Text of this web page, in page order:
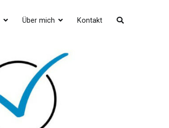
Über mich Kontakt